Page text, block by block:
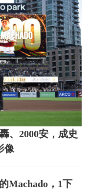
、2000安，成史
像
Machado，1下